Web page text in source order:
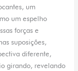
um
um espelho
forças e
suposições,
diferente,
girando, revelando